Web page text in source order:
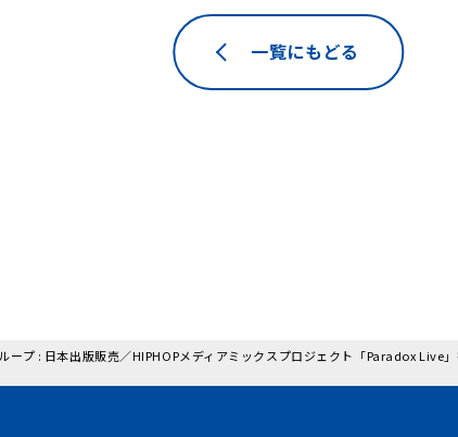
一覧にもどる
ープ : 日本出版販売／HIPHOPメディアミックスプロジェクト「Paradox Live